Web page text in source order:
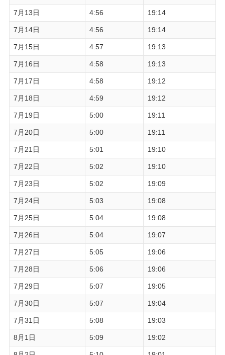
7月13日 4:56 19:14
7月14日 4:56 19:14
7月15日 4:57 19:13
7月16日 4:58 19:13
7月17日 4:58 19:12
7月18日 4:59 19:12
7月19日 5:00 19:11
7月20日 5:00 19:11
7月21日 5:01 19:10
7月22日 5:02 19:10
7月23日 5:02 19:09
7月24日 5:03 19:08
7月25日 5:04 19:08
7月26日 5:04 19:07
7月27日 5:05 19:06
7月28日 5:06 19:06
7月29日 5:07 19:05
7月30日 5:07 19:04
7月31日 5:08 19:03
8月1日 5:09 19:02